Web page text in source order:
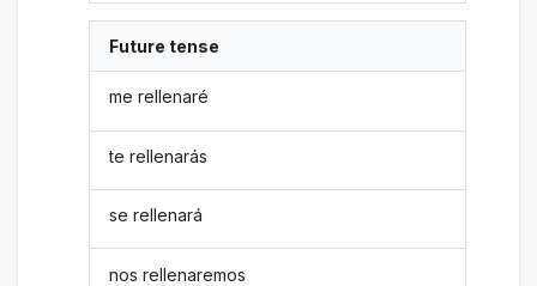
Future tense
me rellenaré
te rellenarás
se rellenará
nos rellenaremos